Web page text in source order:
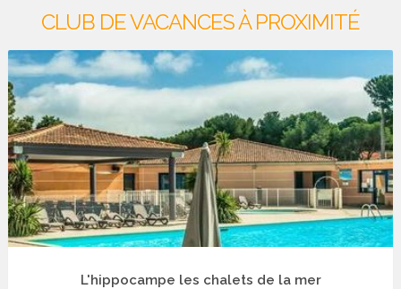
CLUB DE VACANCES À PROXIMITÉ
L'hippocampe les chalets de la mer